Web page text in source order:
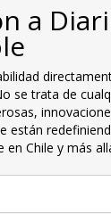
a
se trata de
están
en Chile y más